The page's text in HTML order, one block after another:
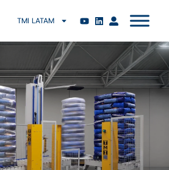
TMI LATAM